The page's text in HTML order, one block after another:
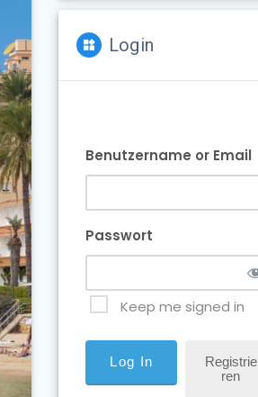
Login
Benutzername or Email
Passwort
Keep me signed in
Registrie
Ren